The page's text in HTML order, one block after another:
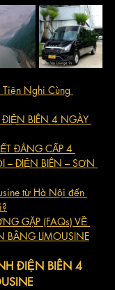
Nghi Cùng
ĐIỆN BIÊN 4 NGÀY
ĐẲNG CẤP 4
– ĐIỆN BIÊN – SƠN
từ Hà Nội đến
BẰNG LIMOUSINE
ĐIỆN BIÊN 4